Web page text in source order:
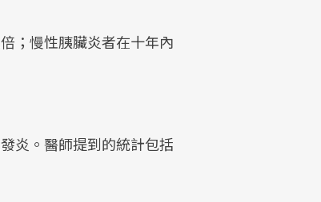
；慢性胰臟炎者在十年內
炎。醫師提到的統計包括